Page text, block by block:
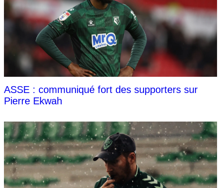
ASSE : communiqué fort des supporters sur
Pierre Ekwah